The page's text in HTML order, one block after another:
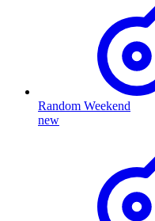
Random Weekend
new